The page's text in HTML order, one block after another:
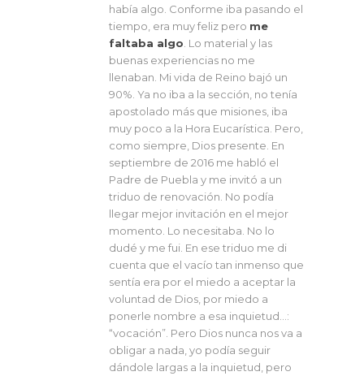
había algo. Conforme iba pasando el
tiempo, era muy feliz pero me
faltaba algo. Lo material y las
buenas experiencias no me
llenaban. Mi vida de Reino bajó un
90%. Ya no iba a la sección, no tenía
apostolado más que misiones, iba
muy poco a la Hora Eucarística. Pero,
como siempre, Dios presente. En
septiembre de 2016 me habló el
Padre de Puebla y me invitó a un
triduo de renovación. No podía
llegar mejor invitación en el mejor
momento. Lo necesitaba. No lo
dudé y me fui. En ese triduo me di
cuenta que el vacío tan inmenso que
sentía era por el miedo a aceptar la
voluntad de Dios, por miedo a
ponerle nombre a esa inquietud…:
“vocación”. Pero Dios nunca nos va a
obligar a nada, yo podía seguir
dándole largas a la inquietud, pero